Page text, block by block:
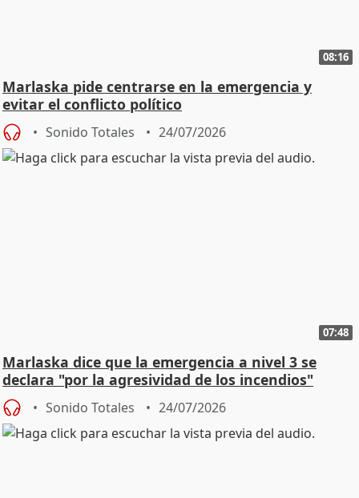
08:16
Marlaska pide centrarse en la emergencia y
evitar el conflicto político
Sonido Totales 24/07/2026
07:48
Marlaska dice que la emergencia a nivel 3 se
declara "por la agresividad de los incendios"
Sonido Totales 24/07/2026